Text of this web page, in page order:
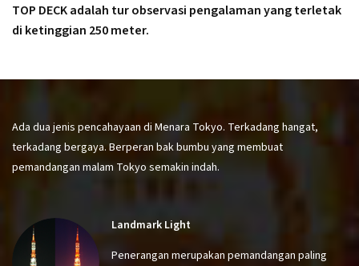
TOP DECK adalah tur observasi pengalaman yang terletak
di ketinggian 250 meter.
Ada dua jenis pencahayaan di Menara Tokyo. Terkadang hangat,
terkadang bergaya. Berperan bak bumbu yang membuat
pemandangan malam Tokyo semakin indah.
Landmark Light
Penerangan merupakan pemandangan paling